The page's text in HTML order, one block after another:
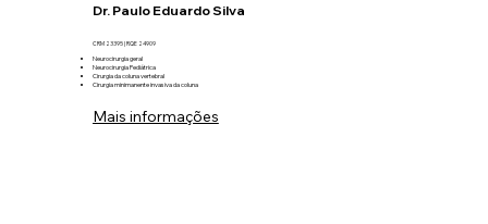
Dr. Paulo Eduardo Silva
CRM 23395 | RQE 24909
Neurocirurgia geral
Neurocirurgia Pediátrica
Cirurgia da coluna vertebral
Cirurgia minimanente invasiva da coluna
Mais informações